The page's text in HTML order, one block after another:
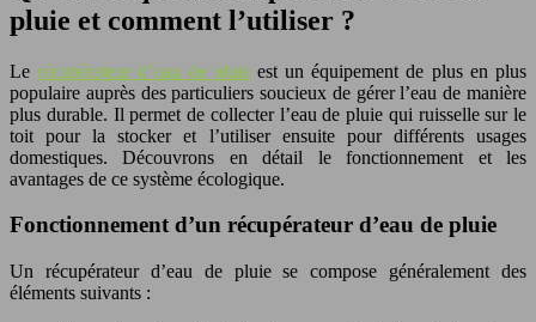
pluie et comment l’utiliser ?
Lerécupérateur d’eau de pluieest un équipement de plus en plus
populaire auprès des particuliers soucieux de gérer l’eau de manière
plus durable. Il permet de collecter l’eau de pluie qui ruisselle sur le
toit pour la stocker et l’utiliser ensuite pour différents usages
domestiques. Découvrons en détail le fonctionnement et les
avantages de ce système écologique.
Fonctionnement d’un récupérateur d’eau de pluie
Un récupérateur d’eau de pluie se compose généralement des
éléments suivants :